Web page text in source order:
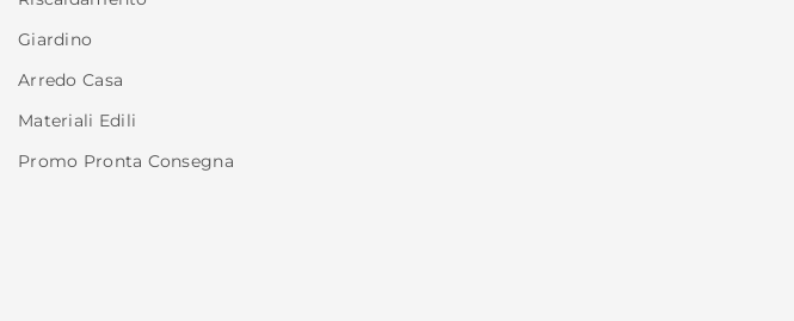
Giardino
Arredo Casa
Materiali Edili
Promo Pronta Consegna